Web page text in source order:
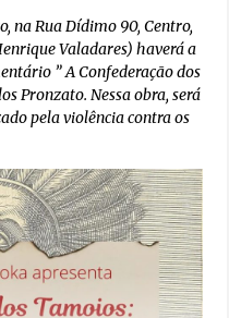
na Rua Dídimo 90, Centro,
Valadares) haverá a
” A Confederação dos
Pronzato. Nessa obra, será
pela violência contra os